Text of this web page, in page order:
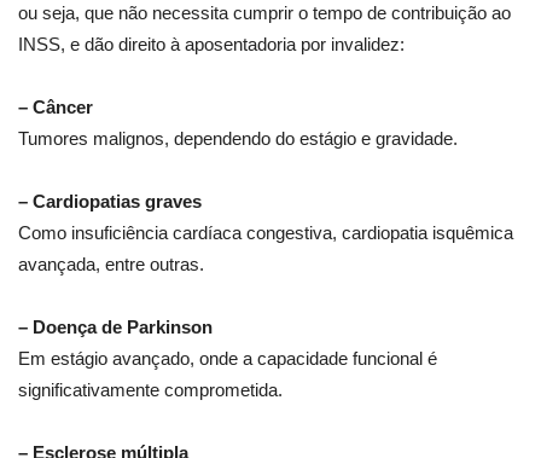
ou seja, que não necessita cumprir o tempo de contribuição ao
INSS, e dão direito à aposentadoria por invalidez:
– Câncer
Tumores malignos, dependendo do estágio e gravidade.
– Cardiopatias graves
Como insuficiência cardíaca congestiva, cardiopatia isquêmica
avançada, entre outras.
– Doença de Parkinson
Em estágio avançado, onde a capacidade funcional é
significativamente comprometida.
– Esclerose múltipla